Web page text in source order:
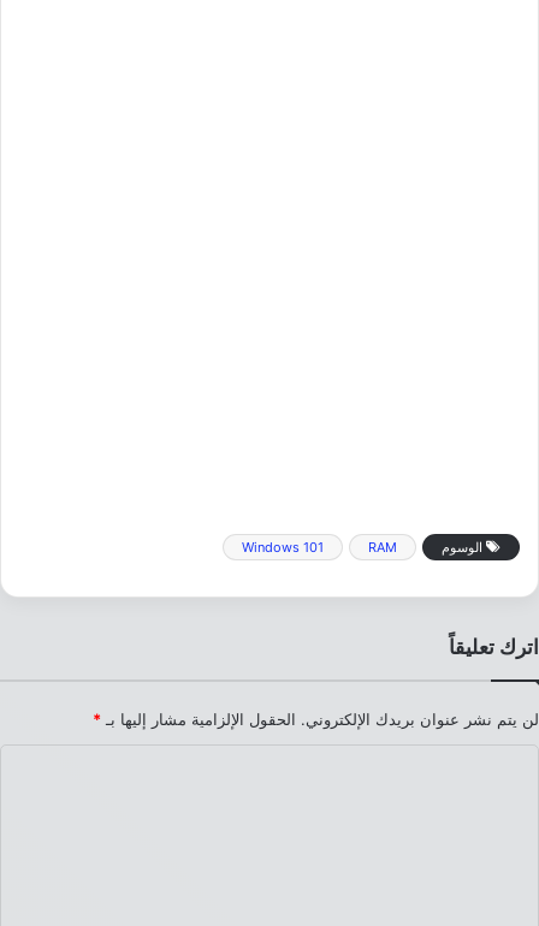
الوسوم RAM
Windows 101
اترك تعليقاً
لن يتم نشر عنوان بريدك الإلكتروني. الحقول الإلزامية مشار إليها بـ *